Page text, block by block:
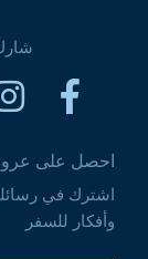
احصل على
اشترك في
وأفكار للسفر